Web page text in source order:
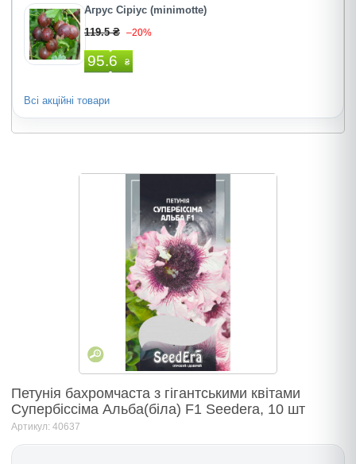
Агрус Сіріус (minimotte)
119.5 ₴ –20%
95.6 ₴
Всі акційні товари
Петунія бахромчаста з гігантськими квітами
Супербіссіма Альба(біла) F1 Seedera, 10 шт
Артикул: 40637